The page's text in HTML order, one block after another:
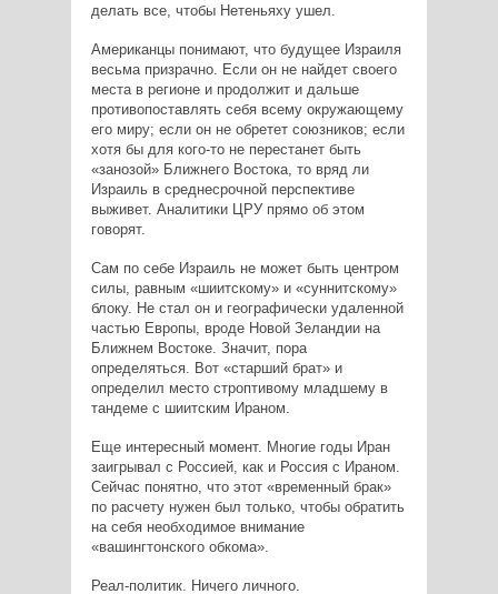
делать все, чтобы Нетеньяху ушел.
Американцы понимают, что будущее Израиля
весьма призрачно. Если он не найдет своего
места в регионе и продолжит и дальше
противопоставлять себя всему окружающему
его миру; если он не обретет союзников; если
хотя бы для кого-то не перестанет быть
«занозой» Ближнего Востока, то вряд ли
Израиль в среднесрочной перспективе
выживет. Аналитики ЦРУ прямо об этом
говорят.
Сам по себе Израиль не может быть центром
силы, равным «шиитскому» и «суннитскому»
блоку. Не стал он и географически удаленной
частью Европы, вроде Новой Зеландии на
Ближнем Востоке. Значит, пора
определяться. Вот «старший брат» и
определил место строптивому младшему в
тандеме с шиитским Ираном.
Еще интересный момент. Многие годы Иран
заигрывал с Россией, как и Россия с Ираном.
Сейчас понятно, что этот «временный брак»
по расчету нужен был только, чтобы обратить
на себя необходимое внимание
«вашингтонского обкома».
Реал-политик. Ничего личного.